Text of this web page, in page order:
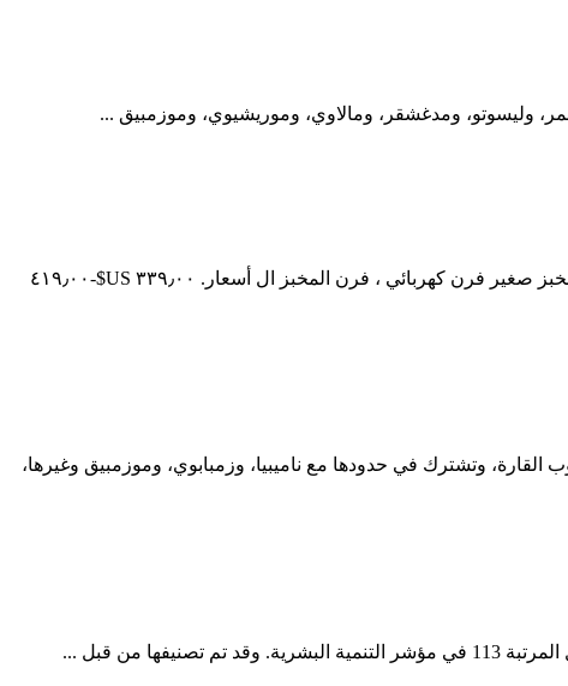
وليسوتو، ومدغشقر، ومالاوي، وموريشيوي، وموزمبيق ...
فرن كهربائي أسعار الهائلة في عروض مذهلة Hot Items 10% Off ... 2019 Hotsale التجارية معدات فرن مسطح 2 سطح السفينة 4 علبة مخبز صغير فرن كهربائي ، فرن المخبز ال أسعار. ٣٣٩٫٠٠ US$-٤١٩٫٠٠
وتشترك في حدودها مع ناميبيا، وزمبابوي، وموزمبيق وغيرها،
من قبل ...